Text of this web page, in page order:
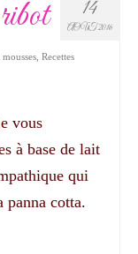
14
AOÛT 2016
Recettes
vous
à base de lait
qui
panna cotta.